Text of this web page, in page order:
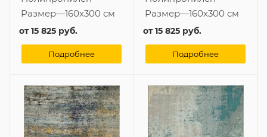
Размер—160x300 см
от15 825 руб.
Подробнее
Размер—160x300 см
от15 825 руб.
Подробнее